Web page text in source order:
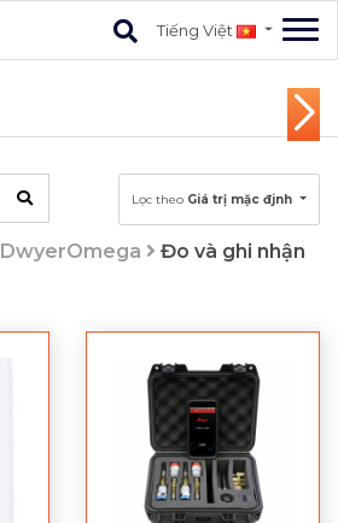
Tiếng Việt
Lọc theo Giá trị mặc đjnh
DwyerOmega
Đo và ghi nhận